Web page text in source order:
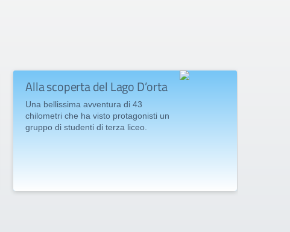
Alla scoperta del Lago D’orta
Una bellissima avventura di 43
chilometri che ha visto protagonisti un
gruppo di studenti di terza liceo.